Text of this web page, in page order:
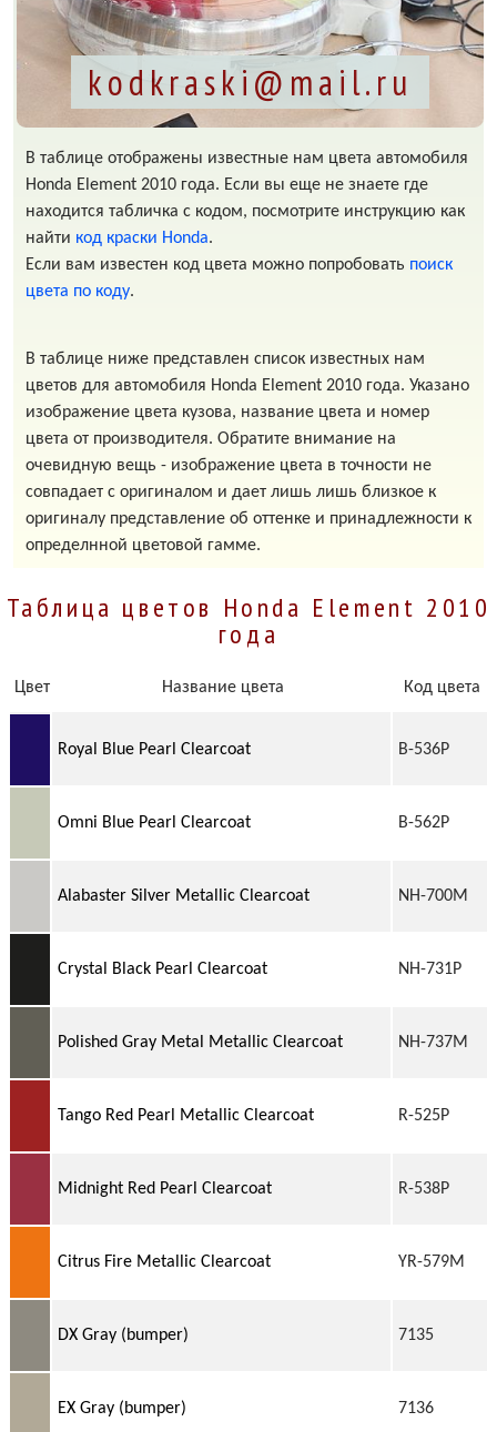
kodkraski@mail.ru
В таблице отображены известные нам цвета автомобиля
Honda Element 2010 года. Если вы еще не знаете где
находится табличка с кодом, посмотрите инструкцию как
найти код краски Honda.
Если вам известен код цвета можно попробовать поиск
цвета по коду.
В таблице ниже представлен список известных нам
цветов для автомобиля Honda Element 2010 года. Указано
изображение цвета кузова, название цвета и номер
цвета от производителя. Обратите внимание на
очевидную вещь - изображение цвета в точности не
совпадает с оригиналом и дает лишь лишь близкое к
оригиналу представление об оттенке и принадлежности к
определнной цветовой гамме.
Таблица цветов Honda Element 2010
года
Цвет Название цвета Код цвета
Royal Blue Pearl Clearcoat B-536P
Omni Blue Pearl Clearcoat B-562P
Alabaster Silver Metallic Clearcoat NH-700M
Crystal Black Pearl Clearcoat NH-731P
Polished Gray Metal Metallic Clearcoat NH-737M
Tango Red Pearl Metallic Clearcoat R-525P
Midnight Red Pearl Clearcoat R-538P
Citrus Fire Metallic Clearcoat YR-579M
DX Gray (bumper) 7135
EX Gray (bumper) 7136